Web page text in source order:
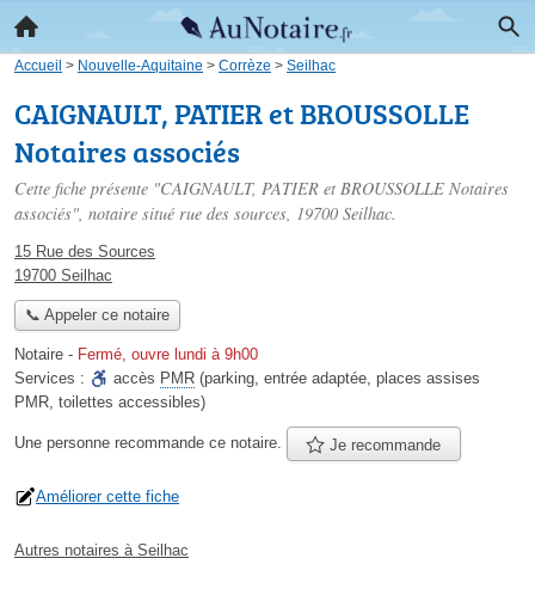
Accueil > Nouvelle-Aquitaine > Corrèze > Seilhac
CAIGNAULT, PATIER et BROUSSOLLE
Notaires associés
Cette fiche présente "CAIGNAULT, PATIER et BROUSSOLLE Notaires
associés", notaire situé rue des sources, 19700 Seilhac.
15 Rue des Sources
19700 Seilhac
📞 Appeler ce notaire
Notaire - Fermé, ouvre lundi à 9h00
Services :
accès PMR (parking, entrée adaptée, places assises
PMR, toilettes accessibles)
Une personne recommande ce notaire. Je recommande
Améliorer cette fiche
Autres notaires à Seilhac